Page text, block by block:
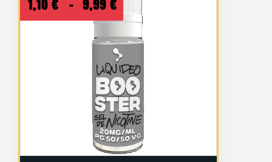
1,10 € – 9,99 €
Plage
de
prix :
1,10 €
à
9,99 €